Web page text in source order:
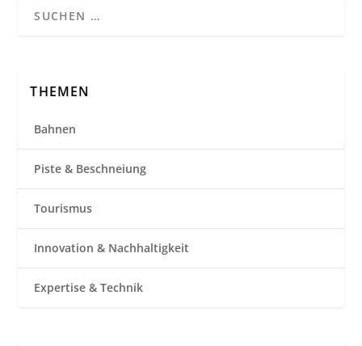
THEMEN
Bahnen
Piste & Beschneiung
Tourismus
Innovation & Nachhaltigkeit
Expertise & Technik